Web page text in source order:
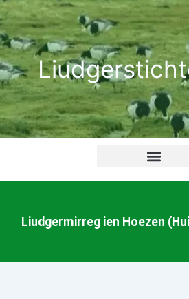
Ga
naar
de
inhoud
Liudgermirreg ien Hoezen